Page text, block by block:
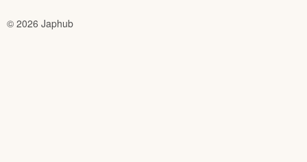
© 2026 Japhub